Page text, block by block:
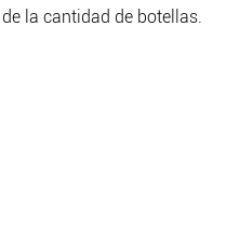
la cantidad de botellas.